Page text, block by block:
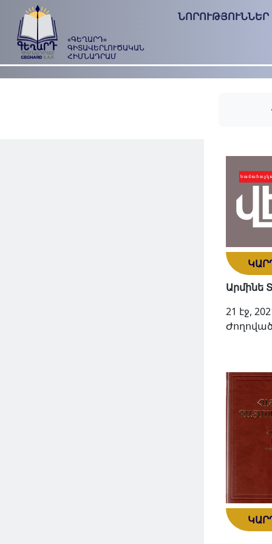
«ԳԵՂԱՐԴ»
ԳԻՏԱՎԵՐԼՈՒԾԱԿԱՆ
ՀԻՄՆԱԴՐԱՄ
ՆՈՐՈՒԹՅՈՒՆՆԵՐ
Արմինե
21 էջ,